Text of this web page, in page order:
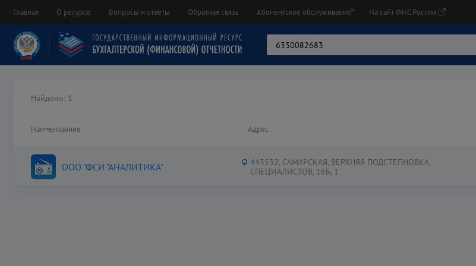
Главная О ресурсе Вопросы и ответы Обратная связь Абонентское обслуживание На сайт ФНС России
Найдено: 1
Наименование Адрес
ООО "ФСИ "АНАЛИТИКА" 443532, САМАРСКАЯ, ВЕРХНЯЯ ПОДСТЕПНОВКА,
СПЕЦИАЛИСТОВ, 16Б, 1